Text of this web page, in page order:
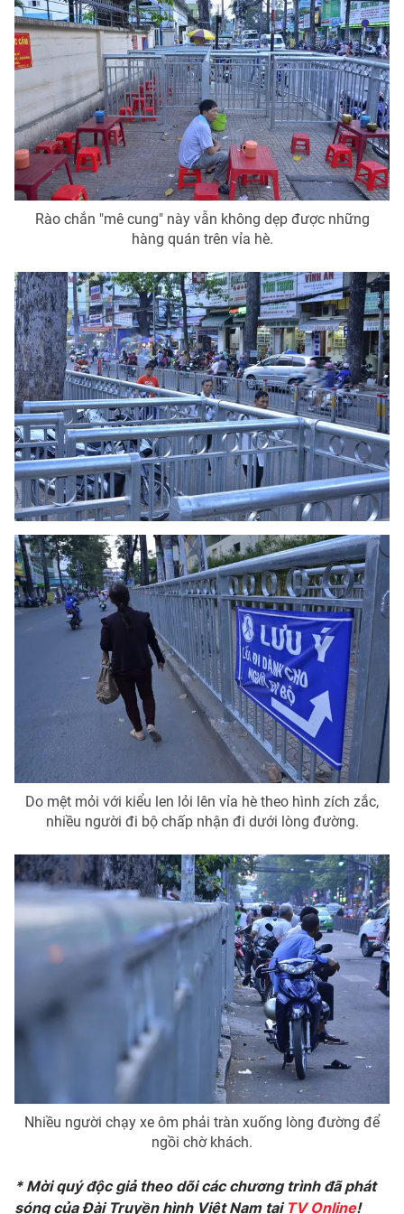
Photo Infographic
Video Shorts video
VTV Money VTV Thể thao
VTV Sức khoẻ Bất động sản
Tấm lòng Việt
VTV4 Vươn mình bằng AI
VTV9 VTV8
Liên hệ tòa soạn English
THỜI BÁO VTV
Theo dõi báo trên
Cơ quan chủ quản:
Đài Truyền hình Việt Nam
Cơ quan báo chí:
Thời báo VTV
Giấy phép hoạt động báo in và báo điện tử số 483/GP-BTTTT
cấp ngày 29/12/2023
Tổng Biên tập:
Vũ Thanh Thủy
Phó Tổng Biên tập:
Nguyễn Thị Mỹ Hạnh, Phạm Quốc Thắng,
Nguyễn Trọng Ninh
Tổng đài VTV:
024.38 355 931 - 024.38 355 932
Ðiện thoại Thời báo VTV:024.66 897 897
Liên hệ quảng cáo:024-7300.7108
® Cấm sao chép dưới mọi hình thức nếu không có sự chấp
thuận bằng văn bản. Ghi rõ nguồn VTV.vn khi phát hành lại
Rào chắn "mê cung" này vẫn không dẹp được những
hàng quán trên vỉa hè.
Do mệt mỏi với kiểu len lỏi lên vỉa hè theo hình zích zắc,
nhiều người đi bộ chấp nhận đi dưới lòng đường.
Nhiều người chạy xe ôm phải tràn xuống lòng đường để
ngồi chờ khách.
* Mời quý độc giả theo dõi các chương trình đã phát
sóng của Đài Truyền hình Việt Nam tại TV Online!